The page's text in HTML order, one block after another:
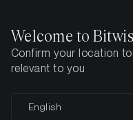
Startseite
Politische
Welcome to
Confirm your location
relevant to you
English